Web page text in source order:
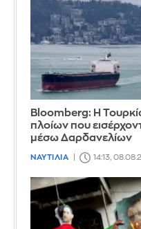
Bloomberg: Η
πλοίων που
μέσω Δαρδανελίων
ΝΑΥΤΙΛΙΑ 14:13,